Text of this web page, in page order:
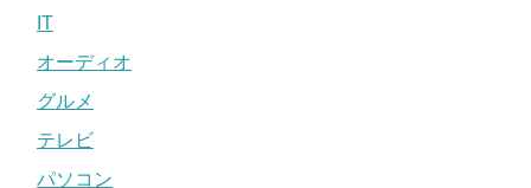
IT
オーディオ
グルメ
テレビ
パソコン